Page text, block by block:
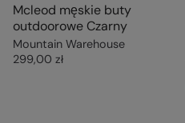
Mcleod męskie buty
outdoorowe Czarny
Mountain Warehouse
299,00 zł